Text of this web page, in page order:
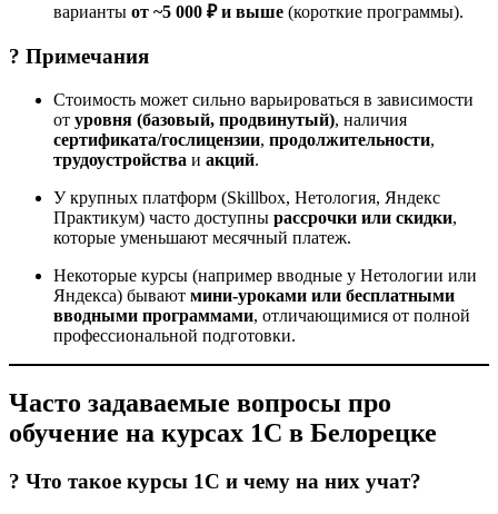
варианты от ~5 000 ₽ и выше (короткие программы).
? Примечания
Стоимость может сильно варьироваться в зависимости
от уровня (базовый, продвинутый), наличия
сертификата/гослицензии, продолжительности,
трудоустройства и акций.
У крупных платформ (Skillbox, Нетология, Яндекс
Практикум) часто доступны рассрочки или скидки,
которые уменьшают месячный платеж.
Некоторые курсы (например вводные у Нетологии или
Яндекса) бывают мини-уроками или бесплатными
вводными программами, отличающимися от полной
профессиональной подготовки.
Часто задаваемые вопросы про
обучение на курсах 1С в Белорецке
? Что такое курсы 1С и чему на них учат?